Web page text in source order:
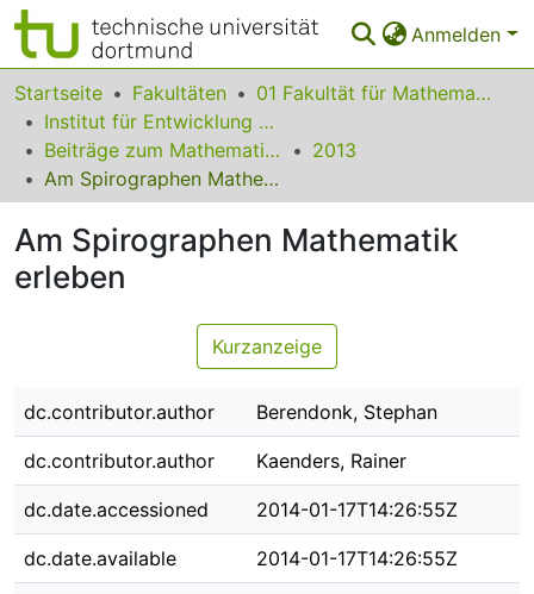
Anmelden
Bereiche & Sammlungen
Das gesamte Repositorium
Statistiken
FAQ
Leitlinien
Zurück zur Startseite
Startseite Fakultäten
01 Fakultät für Mathematik
Institut für Entwicklung und Erforschung des Mathematikunterrichts
Beiträge zum Mathematikunterricht
2013
Am Spirographen Mathematik erleben
Am Spirographen Mathematik
erleben
Kurzanzeige
dc.contributor.author Berendonk, Stephan
dc.contributor.author Kaenders, Rainer
dc.date.accessioned 2014-01-17T14:26:55Z
dc.date.available 2014-01-17T14:26:55Z